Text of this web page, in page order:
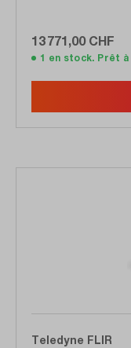
13 771,00 CHF
1 en stock. Prêt
Teledyne FLIR